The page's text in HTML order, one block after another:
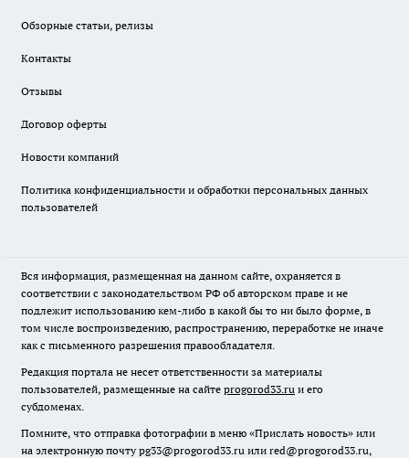
Обзорные статьи, релизы
Контакты
Отзывы
Договор оферты
Новости компаний
Политика конфиденциальности и обработки персональных данных
пользователей
Вся информация, размещенная на данном сайте, охраняется в
соответствии с законодательством РФ об авторском праве и не
подлежит использованию кем-либо в какой бы то ни было форме, в
том числе воспроизведению, распространению, переработке не иначе
как с письменного разрешения правообладателя.
Редакция портала не несет ответственности за материалы
пользователей, размещенные на сайте progorod33.ru и его
субдоменах.
Помните, что отправка фотографии в меню «Прислать новость» или
на электронную почту pg33@progorod33.ru или red@progorod33.ru,